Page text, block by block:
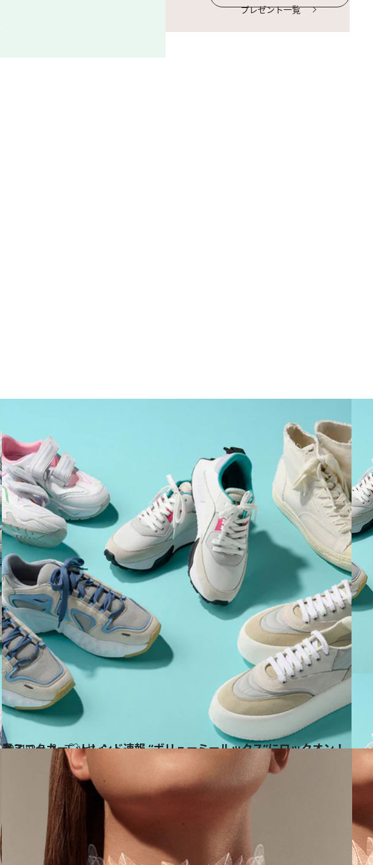
プレゼント一覧
2021.2.9
春スニーカー♡トレンド速報 “ボリューミールックス”にロックオン！
コミック ＆ エッセイ